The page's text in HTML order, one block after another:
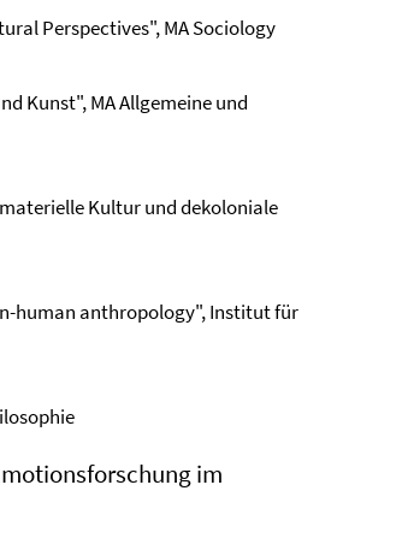
Perspectives", MA Sociology
Kunst", MA Allgemeine und
Kultur und dekoloniale
human anthropology", Institut für
im